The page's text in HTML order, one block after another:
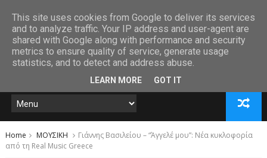
Home ΜΟΥΣΙΚΗ
Γιάννης Βασιλείου – “Άγγελέ μου”: Νέα κυκλοφορία
από τη Real Music Greece
This site uses cookies from Google to deliver its services
and to analyze traffic. Your IP address and user-agent are
shared with Google along with performance and security
metrics to ensure quality of service, generate usage
statistics, and to detect and address abuse.
LEARN MORE GOT IT